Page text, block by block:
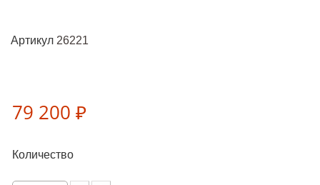
Артикул 26221
79 200 ₽
Количество